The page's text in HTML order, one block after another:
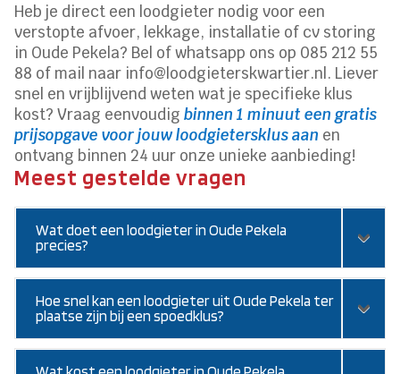
Heb je direct een loodgieter nodig voor een
verstopte afvoer, lekkage, installatie of cv storing
in Oude Pekela? Bel of whatsapp ons op 085 212 55
88 of mail naar info@loodgieterskwartier.nl. Liever
snel en vrijblijvend weten wat je specifieke klus
kost? Vraag eenvoudigbinnen 1 minuut een gratis
prijsopgave voor jouw loodgietersklus aan en
ontvang binnen 24 uur onze unieke aanbieding!
Meest gestelde vragen
Wat doet een loodgieter in Oude Pekela
precies?
Hoe snel kan een loodgieter uit Oude Pekela ter
plaatse zijn bij een spoedklus?